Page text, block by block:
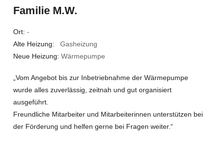
Familie M.W.
Ort: -
Alte Heizung: Gasheizung
Neue Heizung: Wärmepumpe
„Vom Angebot bis zur Inbetriebnahme der Wärmepumpe
wurde alles zuverlässig, zeitnah und gut organisiert
ausgeführt.
Freundliche Mitarbeiter und Mitarbeiterinnen unterstützen bei
der Förderung und helfen gerne bei Fragen weiter.“